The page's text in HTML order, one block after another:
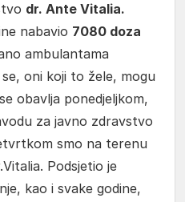
dr. Ante Vitalia.
nabavio 7080 doza
ambulantama
oni koji to žele, mogu
obavlja ponedjeljkom,
za javno zdravstvo
smo na terenu
Podsjetio je
kao i svake godine,